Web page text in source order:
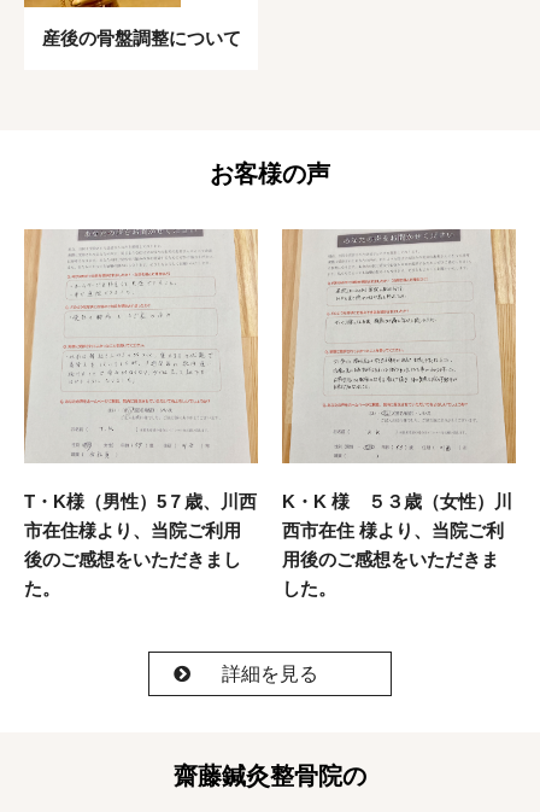
産後の骨盤調整について
お客様の声
T・K様（男性）5７歳、川西
市在住様より、当院ご利用
後のご感想をいただきまし
た。
K・K 様 ５３歳（女性）川
西市在住 様より、当院ご利
用後のご感想をいただきま
した。
詳細を見る
齋藤鍼灸整骨院の